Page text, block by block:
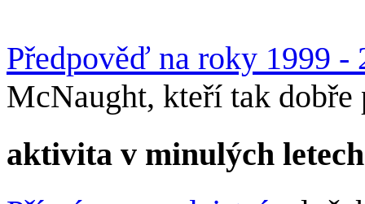
Předpověď na roky 1999 -
McNaught, kteří tak
aktivita v minulých letech